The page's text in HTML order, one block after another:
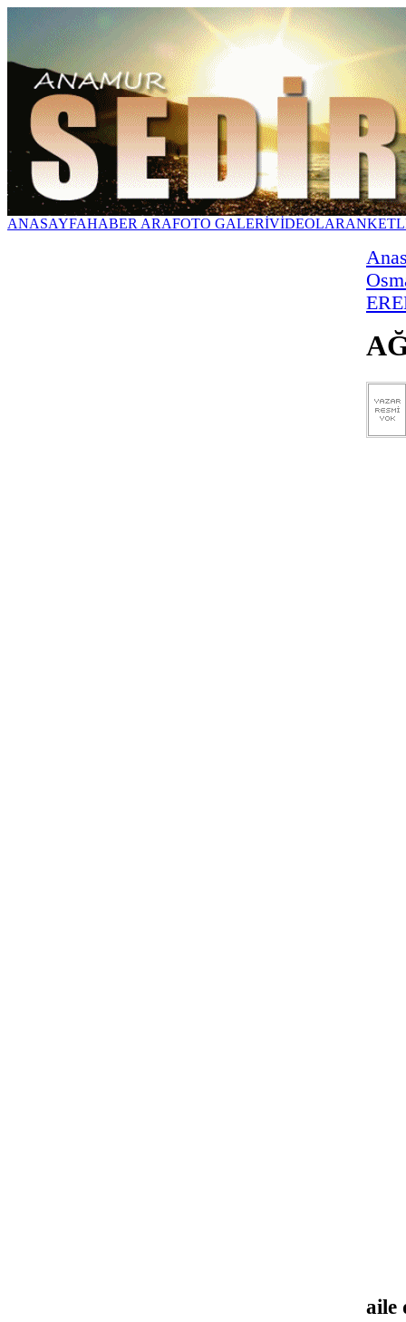
ANASAYFAHABER ARAFOTO GALERİVİDEOLAR
aile